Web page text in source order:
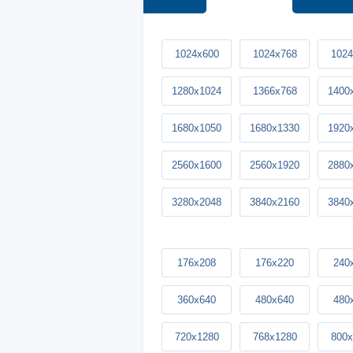
1024x600 1024x768
1280x1024 1366x768
1680x1050 1680x1330
2560x1600 2560x1920
3280x2048 3840x2160
176x208 176x220
360x640 480x640
720x1280 768x1280